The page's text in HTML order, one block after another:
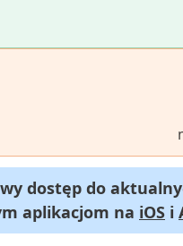
dostęp do
aplikacjom na iOS i